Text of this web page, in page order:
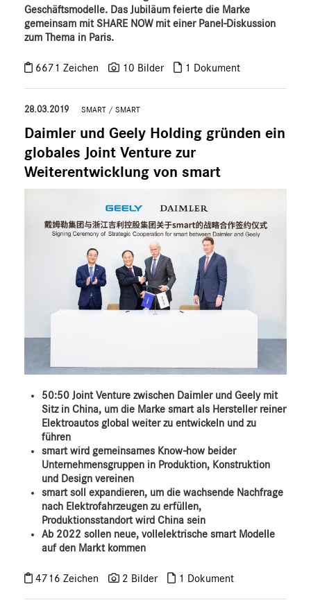
Geschäftsmodelle. Das Jubiläum feierte die Marke
gemeinsam mit SHARE NOW mit einer Panel-Diskussion
zum Thema in Paris.
6671 Zeichen 10 Bilder 1 Dokument
28.03.2019 SMART / SMART
Daimler und Geely Holding gründen ein
globales Joint Venture zur
Weiterentwicklung von smart
50:50 Joint Venture zwischen Daimler und Geely mit
Sitz in China, um die Marke smart als Hersteller reiner
Elektroautos global weiter zu entwickeln und zu
führen
smart wird gemeinsames Know-how beider
Unternehmensgruppen in Produktion, Konstruktion
und Design vereinen
smart soll expandieren, um die wachsende Nachfrage
nach Elektrofahrzeugen zu erfüllen,
Produktionsstandort wird China sein
Ab 2022 sollen neue, vollelektrische smart Modelle
auf den Markt kommen
4716 Zeichen 2 Bilder 1 Dokument